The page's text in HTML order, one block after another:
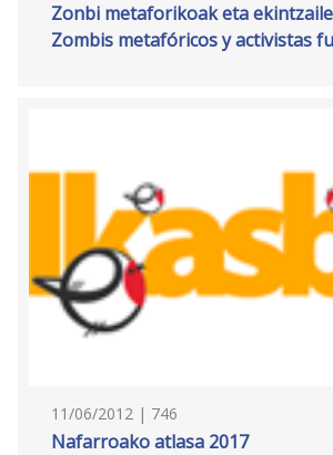
Zonbi metaforikoak eta
Zombis metafóricos y activistas
11/06/2012 | 746
Nafarroako atlasa 2017